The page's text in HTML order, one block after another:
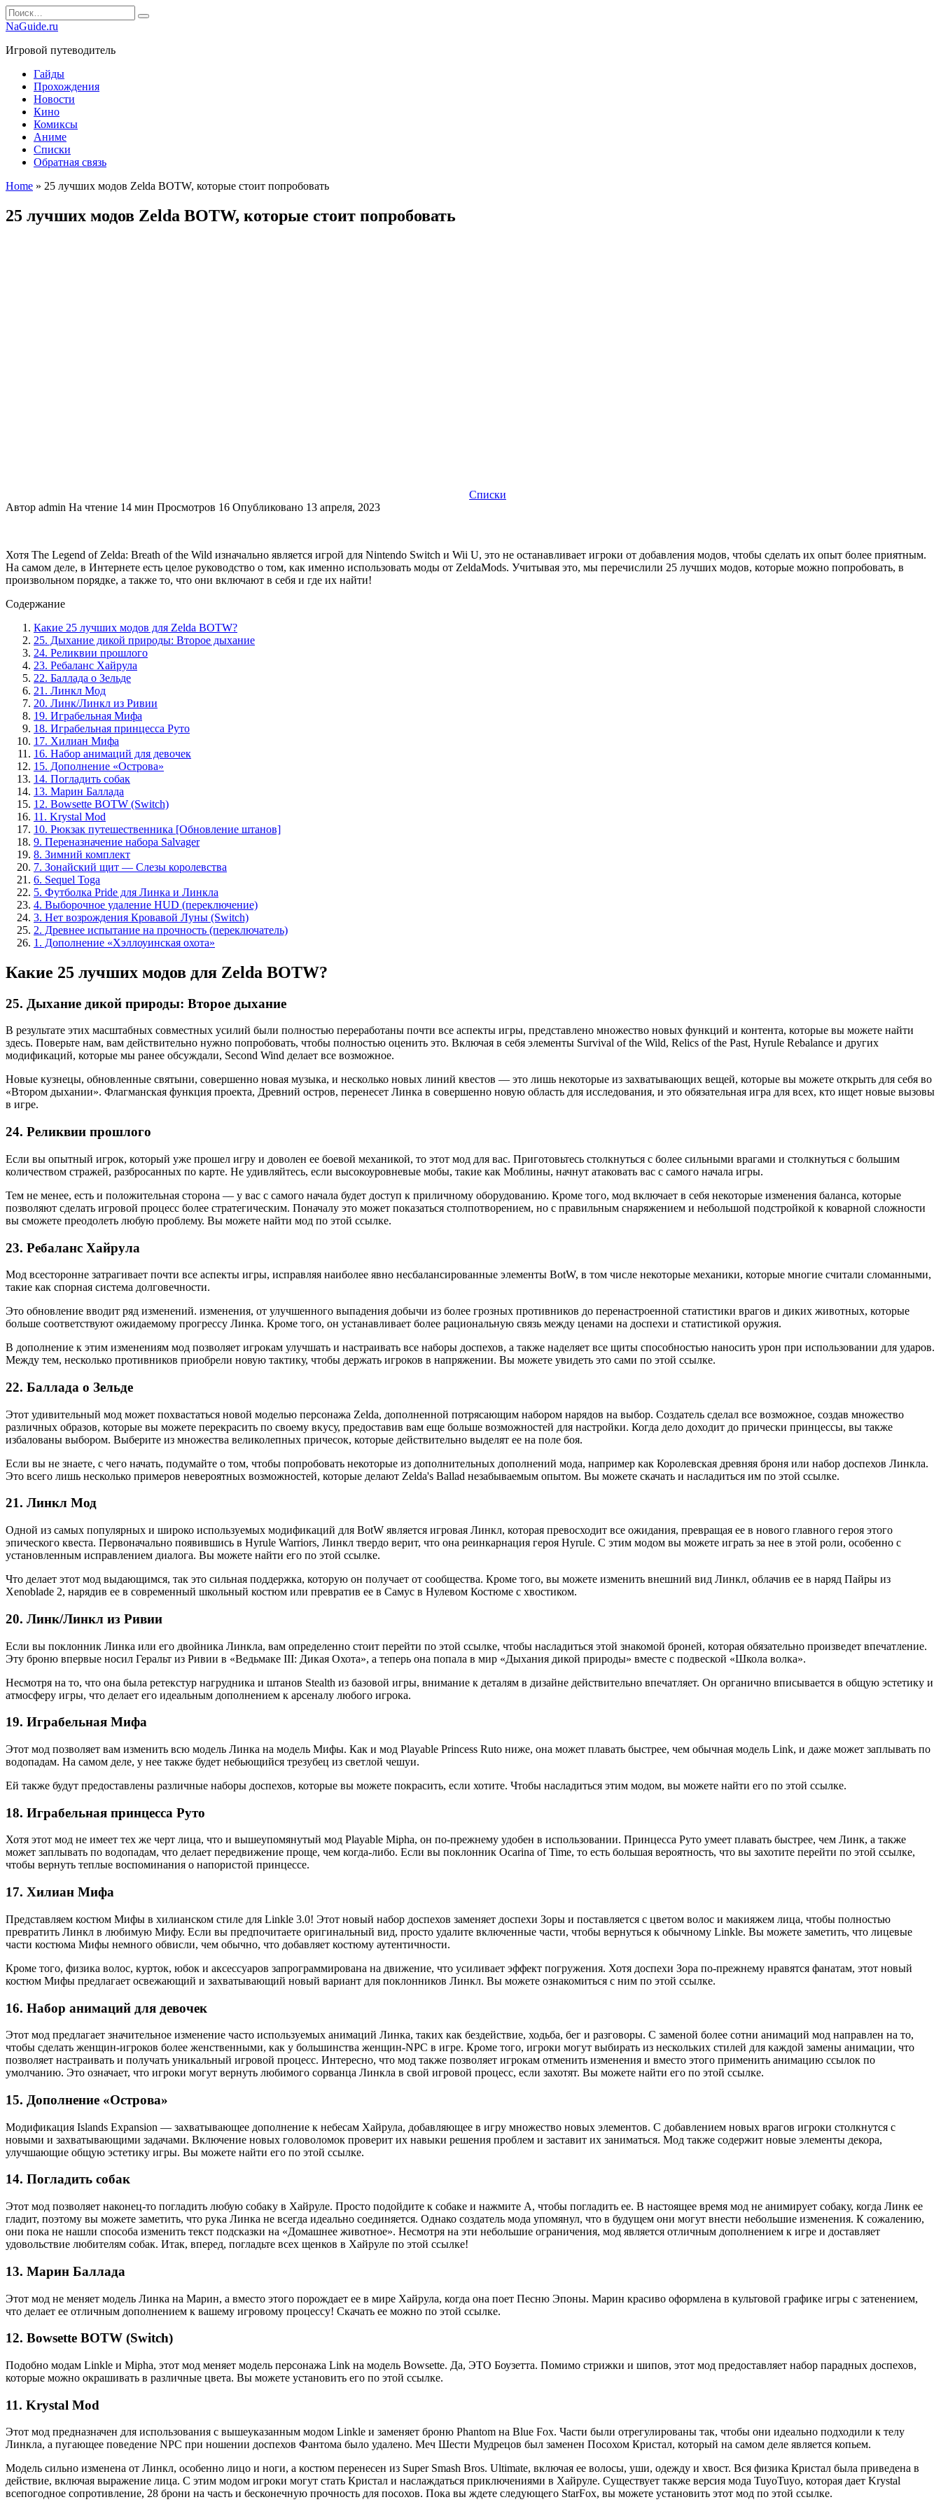
Перейти
к
Search
for:
NaGuide.ru
Игровой путеводитель
Гайды
Прохождения
Новости
Кино
Комиксы
Аниме
Списки
Обратная связь
Home » 25 лучших модов Zelda BOTW, которые стоит попробовать
25 лучших модов Zelda BOTW, которые стоит попробовать
Списки
Автор admin На чтение 14 мин Просмотров 16 Опубликовано 13 апреля, 2023
Хотя The Legend of Zelda: Breath of the Wild изначально является игрой для Nintendo Switch и Wii U, это не останавливает игроки от добавления модов, чтобы сделать их опыт более приятным.
На самом деле, в Интернете есть целое руководство о том, как именно использовать моды от ZeldaMods. Учитывая это, мы перечислили 25 лучших модов, которые можно попробовать, в
произвольном порядке, а также то, что они включают в себя и где их найти!
Содержание
Какие 25 лучших модов для Zelda BOTW?
25. Дыхание дикой природы: Второе дыхание
24. Реликвии прошлого
23. Ребаланс Хайрула
22. Баллада о Зельде
21. Линкл Мод
20. Линк/Линкл из Ривии
19. Играбельная Мифа
18. Играбельная принцесса Руто
17. Хилиан Мифа
16. Набор анимаций для девочек
15. Дополнение «Острова»
14. Погладить собак
13. Марин Баллада
12. Bowsette BOTW (Switch)
11. Krystal Mod
10. Рюкзак путешественника [Обновление штанов]
9. Переназначение набора Salvager
8. Зимний комплект
7. Зонайский щит — Слезы королевства
6. Sequel Toga
5. Футболка Pride для Линка и Линкла
4. Выборочное удаление HUD (переключение)
3. Нет возрождения Кровавой Луны (Switch)
2. Древнее испытание на прочность (переключатель)
1. Дополнение «Хэллоуинская охота»
Какие 25 лучших модов для Zelda BOTW?
25. Дыхание дикой природы: Второе дыхание
В результате этих масштабных совместных усилий были полностью переработаны почти все аспекты игры, представлено множество новых функций и контента, которые вы можете найти
здесь. Поверьте нам, вам действительно нужно попробовать, чтобы полностью оценить это. Включая в себя элементы Survival of the Wild, Relics of the Past, Hyrule Rebalance и других
модификаций, которые мы ранее обсуждали, Second Wind делает все возможное.
Новые кузнецы, обновленные святыни, совершенно новая музыка, и несколько новых линий квестов — это лишь некоторые из захватывающих вещей, которые вы можете открыть для себя во
«Втором дыхании». Флагманская функция проекта, Древний остров, перенесет Линка в совершенно новую область для исследования, и это обязательная игра для всех, кто ищет новые вызовы
в игре.
24. Реликвии прошлого
Если вы опытный игрок, который уже прошел игру и доволен ее боевой механикой, то этот мод для вас. Приготовьтесь столкнуться с более сильными врагами и столкнуться с большим
количеством стражей, разбросанных по карте. Не удивляйтесь, если высокоуровневые мобы, такие как Моблины, начнут атаковать вас с самого начала игры.
Тем не менее, есть и положительная сторона — у вас с самого начала будет доступ к приличному оборудованию. Кроме того, мод включает в себя некоторые изменения баланса, которые
позволяют сделать игровой процесс более стратегическим. Поначалу это может показаться столпотворением, но с правильным снаряжением и небольшой подстройкой к коварной сложности
вы сможете преодолеть любую проблему. Вы можете найти мод по этой ссылке.
23. Ребаланс Хайрула
Мод всесторонне затрагивает почти все аспекты игры, исправляя наиболее явно несбалансированные элементы BotW, в том числе некоторые механики, которые многие считали сломанными,
такие как спорная система долговечности.
Это обновление вводит ряд изменений. изменения, от улучшенного выпадения добычи из более грозных противников до перенастроенной статистики врагов и диких животных, которые
больше соответствуют ожидаемому прогрессу Линка. Кроме того, он устанавливает более рациональную связь между ценами на доспехи и статистикой оружия.
В дополнение к этим изменениям мод позволяет игрокам улучшать и настраивать все наборы доспехов, а также наделяет все щиты способностью наносить урон при использовании для ударов.
Между тем, несколько противников приобрели новую тактику, чтобы держать игроков в напряжении. Вы можете увидеть это сами по этой ссылке.
22. Баллада о Зельде
Этот удивительный мод может похвастаться новой моделью персонажа Zelda, дополненной потрясающим набором нарядов на выбор. Создатель сделал все возможное, создав множество
различных образов, которые вы можете перекрасить по своему вкусу, предоставив вам еще больше возможностей для настройки. Когда дело доходит до прически принцессы, вы также
избалованы выбором. Выберите из множества великолепных причесок, которые действительно выделят ее на поле боя.
Если вы не знаете, с чего начать, подумайте о том, чтобы попробовать некоторые из дополнительных дополнений мода, например как Королевская древняя броня или набор доспехов Линкла.
Это всего лишь несколько примеров невероятных возможностей, которые делают Zelda's Ballad незабываемым опытом. Вы можете скачать и насладиться им по этой ссылке.
21. Линкл Мод
Одной из самых популярных и широко используемых модификаций для BotW является игровая Линкл, которая превосходит все ожидания, превращая ее в нового главного героя этого
эпического квеста. Первоначально появившись в Hyrule Warriors, Линкл твердо верит, что она реинкарнация героя Hyrule. С этим модом вы можете играть за нее в этой роли, особенно с
установленным исправлением диалога. Вы можете найти его по этой ссылке.
Что делает этот мод выдающимся, так это сильная поддержка, которую он получает от сообщества. Кроме того, вы можете изменить внешний вид Линкл, облачив ее в наряд Пайры из
Xenoblade 2, нарядив ее в современный школьный костюм или превратив ее в Самус в Нулевом Костюме с хвостиком.
20. Линк/Линкл из Ривии
Если вы поклонник Линка или его двойника Линкла, вам определенно стоит перейти по этой ссылке, чтобы насладиться этой знакомой броней, которая обязательно произведет впечатление.
Эту броню впервые носил Геральт из Ривии в «Ведьмаке III: Дикая Охота», а теперь она попала в мир «Дыхания дикой природы» вместе с подвеской «Школа волка».
Несмотря на то, что она была ретекстур нагрудника и штанов Stealth из базовой игры, внимание к деталям в дизайне действительно впечатляет. Он органично вписывается в общую эстетику и
атмосферу игры, что делает его идеальным дополнением к арсеналу любого игрока.
19. Играбельная Мифа
Этот мод позволяет вам изменить всю модель Линка на модель Мифы. Как и мод Playable Princess Ruto ниже, она может плавать быстрее, чем обычная модель Link, и даже может заплывать по
водопадам. На самом деле, у нее также будет небьющийся трезубец из светлой чешуи.
Ей также будут предоставлены различные наборы доспехов, которые вы можете покрасить, если хотите. Чтобы насладиться этим модом, вы можете найти его по этой ссылке.
18. Играбельная принцесса Руто
Хотя этот мод не имеет тех же черт лица, что и вышеупомянутый мод Playable Mipha, он по-прежнему удобен в использовании. Принцесса Руто умеет плавать быстрее, чем Линк, а также
может заплывать по водопадам, что делает передвижение проще, чем когда-либо. Если вы поклонник Ocarina of Time, то есть большая вероятность, что вы захотите перейти по этой ссылке,
чтобы вернуть теплые воспоминания о напористой принцессе.
17. Хилиан Мифа
Представляем костюм Мифы в хилианском стиле для Linkle 3.0! Этот новый набор доспехов заменяет доспехи Зоры и поставляется с цветом волос и макияжем лица, чтобы полностью
превратить Линкл в любимую Мифу. Если вы предпочитаете оригинальный вид, просто удалите включенные части, чтобы вернуться к обычному Linkle. Вы можете заметить, что лицевые
части костюма Мифы немного обвисли, чем обычно, что добавляет костюму аутентичности.
Кроме того, физика волос, курток, юбок и аксессуаров запрограммирована на движение, что усиливает эффект погружения. Хотя доспехи Зора по-прежнему нравятся фанатам, этот новый
костюм Мифы предлагает освежающий и захватывающий новый вариант для поклонников Линкл. Вы можете ознакомиться с ним по этой ссылке.
16. Набор анимаций для девочек
Этот мод предлагает значительное изменение часто используемых анимаций Линка, таких как бездействие, ходьба, бег и разговоры. С заменой более сотни анимаций мод направлен на то,
чтобы сделать женщин-игроков более женственными, как у большинства женщин-NPC в игре. Кроме того, игроки могут выбирать из нескольких стилей для каждой замены анимации, что
позволяет настраивать и получать уникальный игровой процесс. Интересно, что мод также позволяет игрокам отменить изменения и вместо этого применить анимацию ссылок по
умолчанию. Это означает, что игроки могут вернуть любимого сорванца Линкла в свой игровой процесс, если захотят. Вы можете найти его по этой ссылке.
15. Дополнение «Острова»
Модификация Islands Expansion — захватывающее дополнение к небесам Хайрула, добавляющее в игру множество новых элементов. С добавлением новых врагов игроки столкнутся с
новыми и захватывающими задачами. Включение новых головоломок проверит их навыки решения проблем и заставит их заниматься. Мод также содержит новые элементы декора,
улучшающие общую эстетику игры. Вы можете найти его по этой ссылке.
14. Погладить собак
Этот мод позволяет наконец-то погладить любую собаку в Хайруле. Просто подойдите к собаке и нажмите A, чтобы погладить ее. В настоящее время мод не анимирует собаку, когда Линк ее
гладит, поэтому вы можете заметить, что рука Линка не всегда идеально соединяется. Однако создатель мода упомянул, что в будущем они могут внести небольшие изменения. К сожалению,
они пока не нашли способа изменить текст подсказки на «Домашнее животное». Несмотря на эти небольшие ограничения, мод является отличным дополнением к игре и доставляет
удовольствие любителям собак. Итак, вперед, погладьте всех щенков в Хайруле по этой ссылке!
13. Марин Баллада
Этот мод не меняет модель Линка на Марин, а вместо этого порождает ее в мире Хайрула, когда она поет Песню Эпоны. Марин красиво оформлена в культовой графике игры с затенением,
что делает ее отличным дополнением к вашему игровому процессу! Скачать ее можно по этой ссылке.
12. Bowsette BOTW (Switch)
Подобно модам Linkle и Mipha, этот мод меняет модель персонажа Link на модель Bowsette. Да, ЭТО Боузетта. Помимо стрижки и шипов, этот мод предоставляет набор парадных доспехов,
которые можно окрашивать в различные цвета. Вы можете установить его по этой ссылке.
11. Krystal Mod
Этот мод предназначен для использования с вышеуказанным модом Linkle и заменяет броню Phantom на Blue Fox. Части были отрегулированы так, чтобы они идеально подходили к телу
Линкла, а пугающее поведение NPC при ношении доспехов Фантома было удалено. Меч Шести Мудрецов был заменен Посохом Кристал, который на самом деле является копьем.
Модель сильно изменена от Линкл, особенно лицо и ноги, а костюм перенесен из Super Smash Bros. Ultimate, включая ее волосы, уши, одежду и хвост. Вся физика Кристал была приведена в
действие, включая выражение лица. С этим модом игроки могут стать Кристал и наслаждаться приключениями в Хайруле. Существует также версия мода TuyoTuyo, которая дает Krystal
всепогодное сопротивление, 28 брони на часть и бесконечную прочность для посохов. Пока вы ждете следующего StarFox, вы можете установить этот мод по этой ссылке.